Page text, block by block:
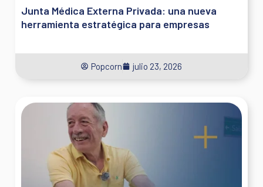
Junta Médica Externa Privada: una nueva
herramienta estratégica para empresas
Popcorn julio 23, 2026